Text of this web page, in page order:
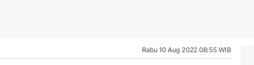
Rabu 10 Aug 2022 08:55 WIB